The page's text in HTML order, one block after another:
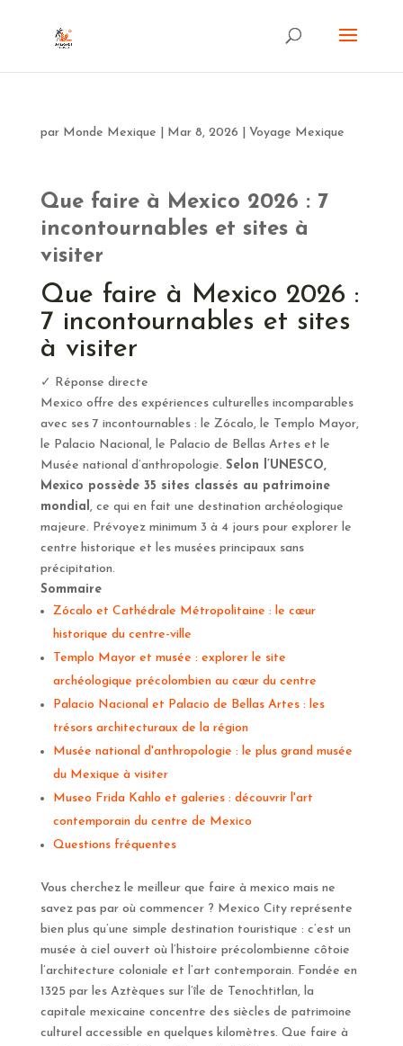
par Monde Mexique Mar 8, 2026 Voyage Mexique
Que faire à Mexico 2026 : 7
incontournables et sites à
visiter
Que faire à Mexico 2026 :
7 incontournables et sites
à visiter
✓ Réponse directe
Mexico offre des expériences culturelles incomparables
avec ses 7 incontournables : le Zócalo, le Templo Mayor,
le Palacio Nacional, le Palacio de Bellas Artes et le
Musée national d’anthropologie. Selon l’UNESCO,
Mexico possède 35 sites classés au patrimoine
mondial, ce qui en fait une destination archéologique
majeure. Prévoyez minimum 3 à 4 jours pour explorer le
centre historique et les musées principaux sans
précipitation.
Sommaire
Zócalo et Cathédrale Métropolitaine : le cœur
historique du centre-ville
Templo Mayor et musée : explorer le site
archéologique précolombien au cœur du centre
Palacio Nacional et Palacio de Bellas Artes : les
trésors architecturaux de la région
Musée national d'anthropologie : le plus grand musée
du Mexique à visiter
Museo Frida Kahlo et galeries : découvrir l'art
contemporain du centre de Mexico
Questions fréquentes
Vous cherchez le meilleur que faire à mexico mais ne
savez pas par où commencer ? Mexico City représente
bien plus qu’une simple destination touristique : c’est un
musée à ciel ouvert où l’histoire précolombienne côtoie
l’architecture coloniale et l’art contemporain. Fondée en
1325 par les Aztèques sur l’île de Tenochtitlan, la
capitale mexicaine concentre des siècles de patrimoine
culturel accessible en quelques kilomètres. Que faire à